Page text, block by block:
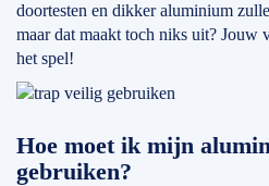
doortesten en dikker aluminium
maar dat maakt toch niks uit? Jouw
het spel!
Hoe moet ik mijn
gebruiken?